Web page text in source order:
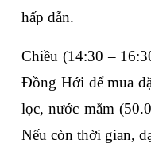
hấp dẫn.
Chiều (14:30 –
Đồng Hới để mua
lọc, nước mắm
Nếu còn thời gian,